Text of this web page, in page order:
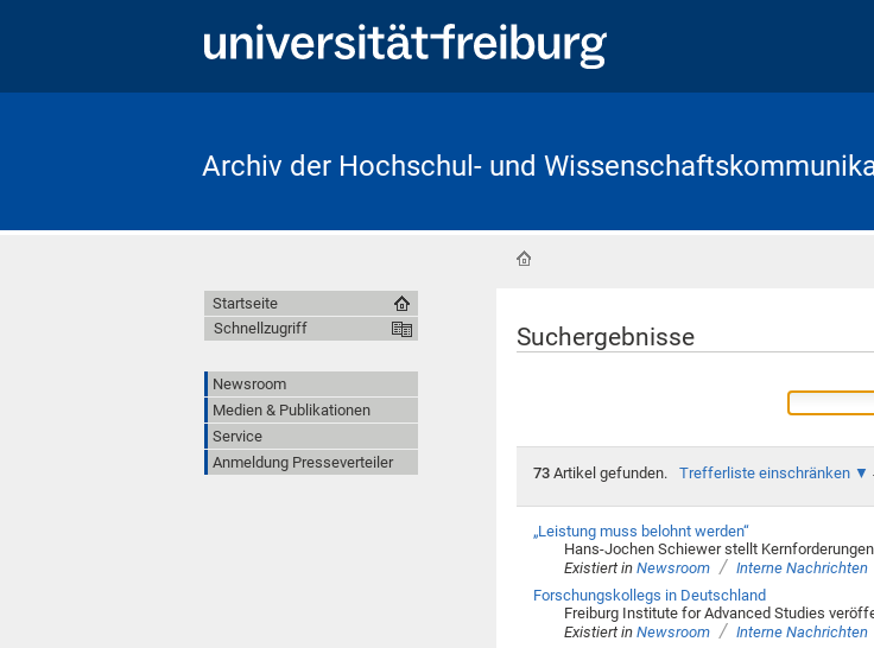
Archiv der Hochschul- und
Suchergebnisse
73Artikel gefunden. Trefferliste einschränken
„Leistung muss belohnt werden“
Hans-Jochen Schiewer stellt
Existiert in Newsroom / Interne Nachrichten
Forschungskollegs in Deutschland
Freiburg Institute for Advanced Studies
Existiert in Newsroom / Interne Nachrichten
Startseite
Schnellzugriff
Newsroom
Medien & Publikationen
Service
Anmeldung Presseverteiler